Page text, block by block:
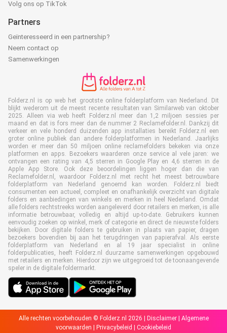
Volg ons op TikTok
Partners
Geïnteresseerd in een partnership?
Neem contact op
Samenwerkingen
Folderz.nl is op web het grootste online folderplatform van Nederland. Dit
blijkt wederom uit de meest recente resultaten van Similarweb van oktober
2025. Alleen via web heeft Folderz.nl meer dan 1,2 miljoen sessies per
maand en dat is fors meer dan de nummer 2 Reclamefolder.nl. Dankzij dit
verkeer en vele honderd duizenden app installaties bereikt Folderz.nl een
groter online publiek dan andere folderplatformen in Nederland. Jaarlijks
worden er meer dan 50 miljoen online reclamefolders bekeken via onze
platformen en apps. Bezoekers waarderen onze service al vele jaren: we
ontvangen een rating van 4,5 sterren in Google Play en 4,6 sterren in de
Apple App Store. Ook deze beoordelingen liggen hoger dan die van
Reclamefolder.nl, waardoor Folderz.nl met recht het meest betrouwbare
folderplatform van Nederland genoemd kan worden. Folderz.nl biedt
consumenten een actueel, compleet en onafhankelijk overzicht van digitale
folders en aanbiedingen van winkels en merken in heel Nederland. Omdat
alle folders rechtstreeks worden aangeleverd door retailers en merken, is alle
informatie betrouwbaar, volledig en altijd up-to-date. Gebruikers kunnen
eenvoudig zoeken op winkel, merk of categorie en direct de nieuwste folders
bekijken. Door digitale folders te gebruiken in plaats van papier, dragen
bezoekers bovendien bij aan het terugdringen van papierafval. Als eerste
folderplatform van Nederland en al 19 jaar specialist in online
folderpublicaties, heeft Folderz.nl duurzame samenwerkingen opgebouwd
met retailers en merken. Hierdoor zijn we uitgegroeid tot de toonaangevende
speler in de digitale foldermarkt.
Alle rechten voorbehouden © Folderz.nl 2026 | Disclaimer| Algemene
voorwaarden
Privacybeleid Cookiebeleid